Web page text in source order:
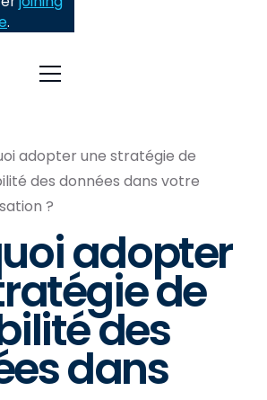
.
adopter une stratégie de
des données dans votre
?
adopter
de
des
dans